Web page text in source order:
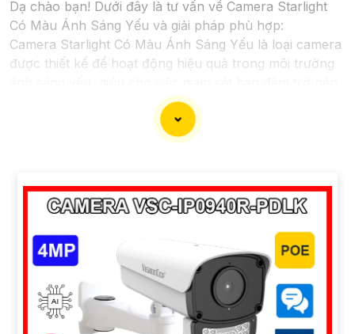
Dạ chào bạn! Dưới đây là tư vấn về Camera Starlight
Có Màu Ánh Sáng Yếu và giải pháp phù hợp:
Camera Starlight Có Màu Ánh Sáng Yếu là loại camera
được thiết kế để hoạt động hiệu quả trong môi trường
dễ dàng và chất lượng hơn. Camera này sử dụng công
nghệ chống nhiễu, cải thiện độ nhạy sáng, và cho
phép nhận diện màu sắc trong điều kiện ánh sáng
phải dựa trên nhu cầu sử dụng cụ thể của bạn. Bạn cần
xác định vị trí lắp đặt, khoảng cách cần giám sát, độ
phân giải, và các yếu tố khác để chọn được loại
camera phù hợp.
việc kết hợp Camera Starlight Có Màu Ánh Sáng Yếu
với hệ thống đèn ngoại trợ cũng là một giải pháp hiệu
quả để cải thiện chất lượng hình ảnh ban đêm.
Nếu bạn cần tư vấn thêm về Camera Starlight hoặc